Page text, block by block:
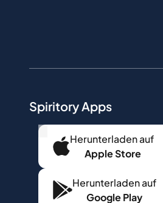
Spiritory Apps
Herunterladen auf
Apple Store
Herunterladen auf
Google Play